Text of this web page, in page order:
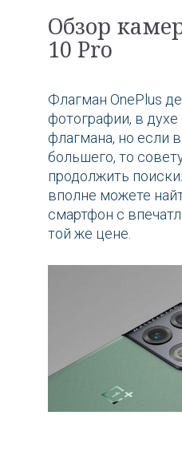
Обзор
10 Pro
Флагман OnePlus
фотографии, в
флагмана, но если
большего, то
продолжить
вполне можете
смартфон с
той же цене.